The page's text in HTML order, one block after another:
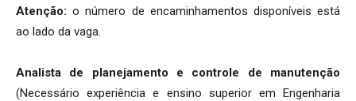
Atenção: o número de encaminhamentos disponíveis está
ao lado da vaga.
Analista de planejamento e controle de manutenção
(Necessário experiência e ensino superior em Engenharia